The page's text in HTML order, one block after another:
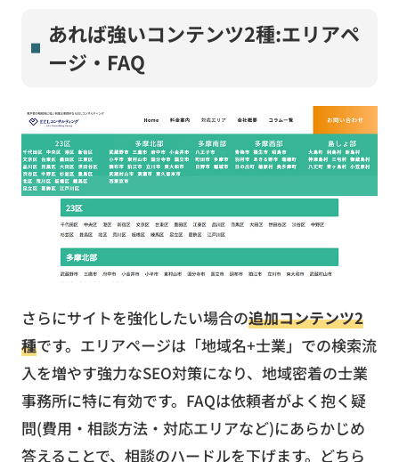
あれば強いコンテンツ2種:エリアペ
ージ・FAQ
さらにサイトを強化したい場合の追加コンテンツ2
種です。エリアページは「地域名+士業」での検索流
入を増やす強力なSEO対策になり、地域密着の士業
事務所に特に有効です。FAQは依頼者がよく抱く疑
問(費用・相談方法・対応エリアなど)にあらかじめ
答えることで、相談のハードルを下げます。どちら